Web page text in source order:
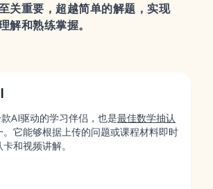
关重要，超越简单的解题，实现
解和熟练掌握。
AI驱动的学习伴侣，也是最佳数学抽认
。它能够根据上传的问题或课程材料即时
和视频讲解。